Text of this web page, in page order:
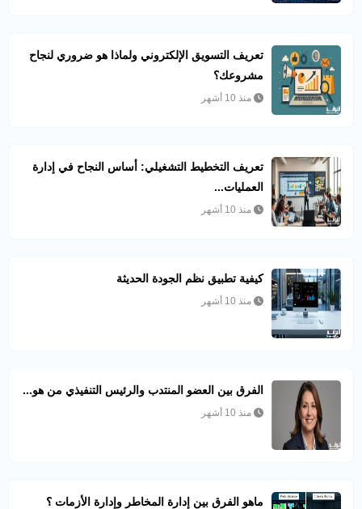
تعريف التسويق الإلكتروني ولماذا هو ضروري لنجاح
مشروعك؟
منذ 10 أشهر
تعريف التخطيط التشغيلي: أساس النجاح في إدارة
العمليات...
منذ 10 أشهر
كيفية تطبيق نظم الجودة الحديثة
منذ 10 أشهر
الفرق بين العضو المنتدب والرئيس التنفيذي من هو...
منذ 10 أشهر
ماهو الفرق بين إدارة المخاطر وإدارة الأزمات ؟